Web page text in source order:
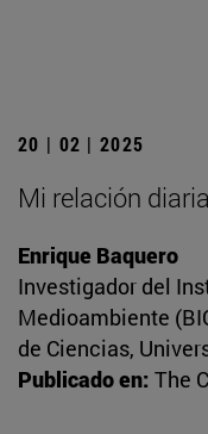
20 | 02 | 2025
Mi relación
Enrique Baquero
Investigador del
Medioambiente
de Ciencias,
Publicado en: The